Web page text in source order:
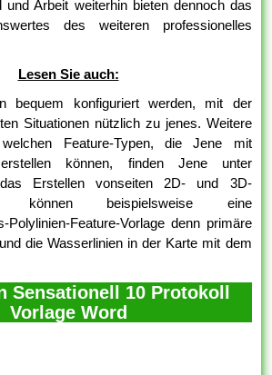
und Arbeit weiterhin bieten dennoch das
des weiteren professionelles
Lesen Sie auch:
bequem konfiguriert werden, mit der
Situationen nützlich zu jenes. Weitere
Feature-Typen, die Jene mit
erstellen können, finden Jene unter
Erstellen vonseiten 2D- und 3D-
können beispielsweise eine
Polylinien-Feature-Vorlage denn primäre
die Wasserlinien in der Karte mit dem
Sensationell 10 Protokoll
Vorlage Word